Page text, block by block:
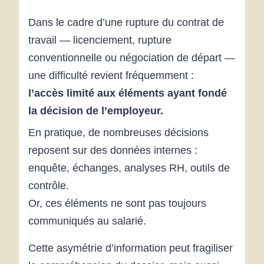
Dans le cadre d’une rupture du contrat de
travail — licenciement, rupture
conventionnelle ou négociation de départ —
une difficulté revient fréquemment :
l’accès limité aux éléments ayant fondé
la décision de l’employeur.
En pratique, de nombreuses décisions
reposent sur des données internes :
enquête, échanges, analyses RH, outils de
contrôle.
Or, ces éléments ne sont pas toujours
communiqués au salarié.
Cette asymétrie d’information peut fragiliser